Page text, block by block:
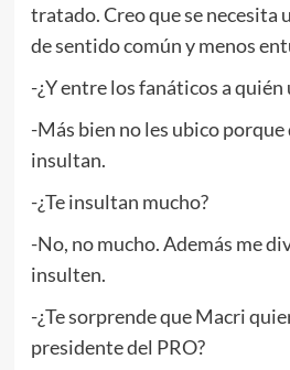
tratado. Creo que se necesita
de sentido común y menos
-¿Y entre los fanáticos a quién
-Más bien no les ubico porque
insultan.
-¿Te insultan mucho?
-No, no mucho. Además me
insulten.
-¿Te sorprende que Macri
presidente del PRO?